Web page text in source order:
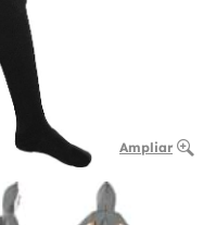
Ampliar